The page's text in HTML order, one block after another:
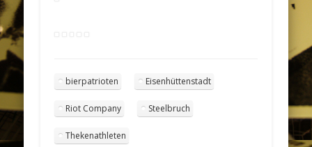
bierpatrioten Eisenhüttenstadt
Riot Company Steelbruch
Thekenathleten